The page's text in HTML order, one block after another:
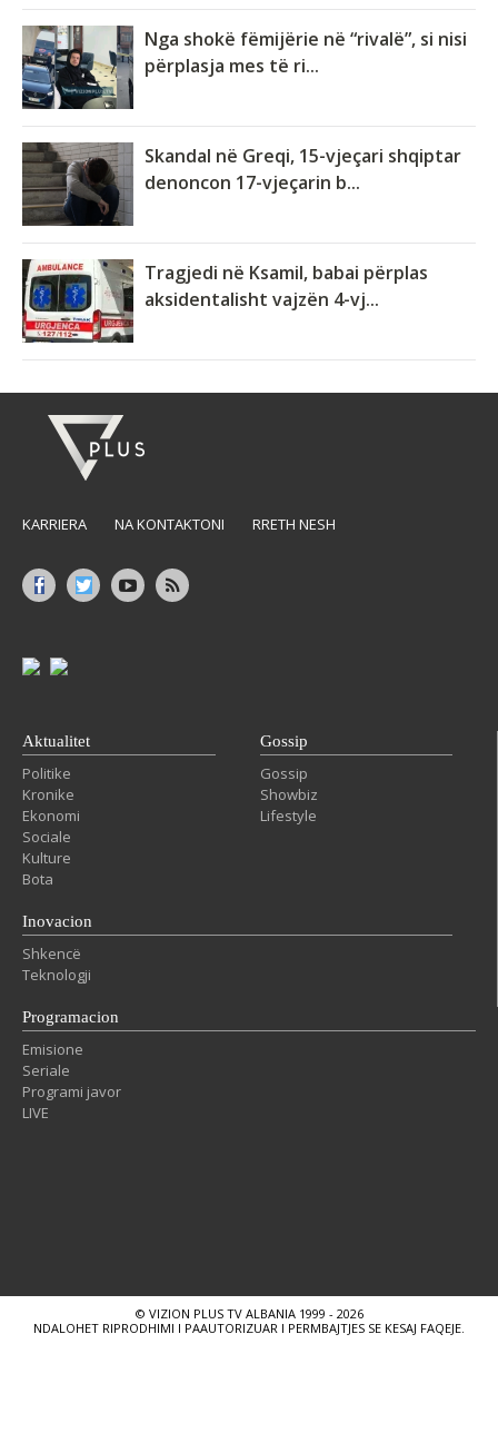
Nga shokë fëmijërie në “rivalë”, si nisi
përplasja mes të ri...
Skandal në Greqi, 15-vjeçari shqiptar
denoncon 17-vjeçarin b...
Tragjedi në Ksamil, babai përplas
aksidentalisht vajzën 4-vj...
KARRIERA NA KONTAKTONI RRETH NESH
Aktualitet
Politike
Kronike
Ekonomi
Sociale
Kulture
Bota
Gossip
Gossip
Showbiz
Lifestyle
Inovacion
Shkencë
Teknologji
Programacion
Emisione
Seriale
Programi javor
LIVE
© VIZION PLUS TV ALBANIA 1999 - 2026
NDALOHET RIPRODHIMI I PAAUTORIZUAR I PERMBAJTJES SE KESAJ FAQEJE.